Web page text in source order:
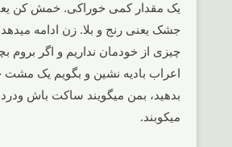
یک مقدار کمی خوراکی. خمش کن
جشک یعنی رنج و بلا. زن ادامه
چیزی از خودمان نداریم و اگر بروم
اعراب بادیه نشین و بگویم یک مشت
بدهید، بمن میگویند ساکت باش ودرد
میکوبند.